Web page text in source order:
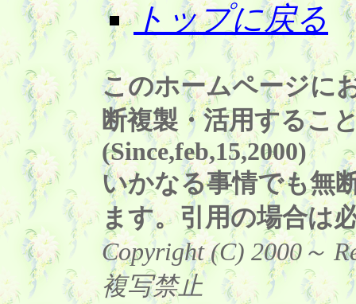
トップに戻る
このホームページに
断複製・活用するこ
(Since,feb,15,2000)
いかなる事情でも無
ます。引用の場合は
Copyright (C) 2000～
複写禁止